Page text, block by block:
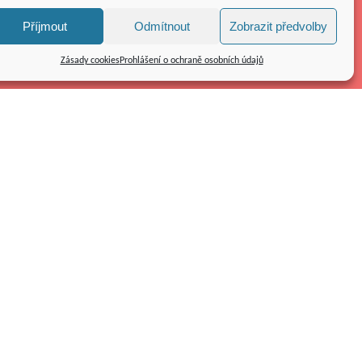
Příjmout Odmítnout Zobrazit předvolby
Zásady cookiesProhlášení o ochraně osobních údajů